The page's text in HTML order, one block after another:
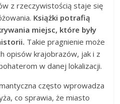
z rzeczywistością staje się
Książki potrafią
miejsc, które były
Takie pragnienie może
opisów krajobrazów, jak i z
w danej lokalizacji.
często wprowadza
co sprawia, że miasto